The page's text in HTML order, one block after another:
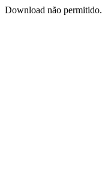
Download não permitido.